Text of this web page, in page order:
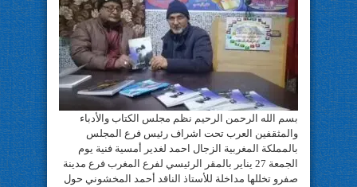
بسم الله الرحمن الرحيم نظم مجلس الكتاب والأدباء
والمثقفين العرب تحت اشراف رئيس فرع المجلس
بالمملكة المغربية الزجال احمد لغدير أمسية فنية يوم
الجمعة 27 يناير بالمقر الرئيسي لفرع المغرب فرع مدينة
صفرو تخللها مداخلة للأستاذ الناقد أحمد المخشوني حول